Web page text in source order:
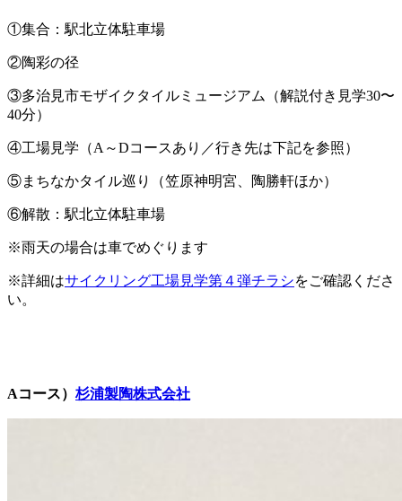
①集合：駅北立体駐車場
②陶彩の径
③多治見市モザイクタイルミュージアム（解説付き見学30〜
40分）
④工場見学（A～Dコースあり／行き先は下記を参照）
⑤まちなかタイル巡り（笠原神明宮、陶勝軒ほか）
⑥解散：駅北立体駐車場
※雨天の場合は車でめぐります
※詳細はサイクリング工場見学第４弾チラシをご確認くださ
い。
Aコース） 杉浦製陶株式会社